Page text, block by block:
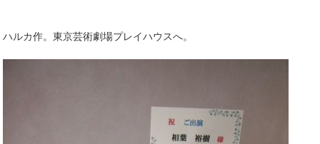
ハルカ作。東京芸術劇場プレイハウスへ。